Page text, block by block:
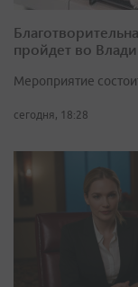
пройдет во
Мероприятие
сегодня, 18:28